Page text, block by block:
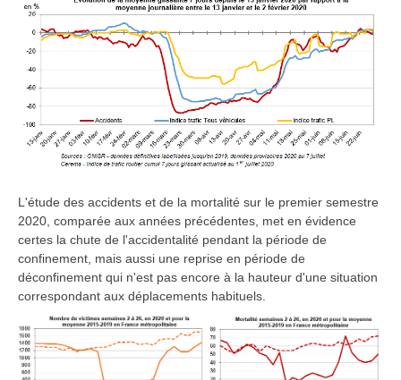
L'étude des accidents et de la mortalité sur le premier semestre
2020, comparée aux années précédentes, met en évidence
certes la chute de l'accidentalité pendant la période de
confinement, mais aussi une reprise en période de
déconfinement qui n'est pas encore à la hauteur d'une situation
correspondant aux déplacements habituels.